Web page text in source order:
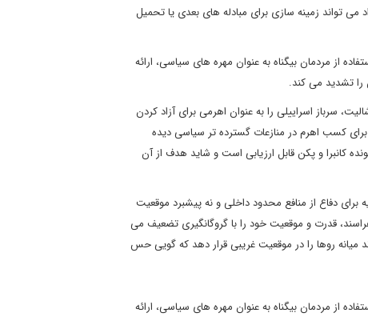
می تواند زمینه سازی برای مبادله های بعدی یا تحمیل
از مردمان بیگناه به عنوان مهره های سیاسی، ارائه
را تشدید می کند.
این روش، می تواند راهی برای کسب اهرم فشار باشد. حماس در سال 2011، گیلاد شالیت، سرباز اسراییلی را به عنوان اهرمی برای آزاد کردن
کسب اهرم در منازعات گسترده تر سیاسی دیده
کانبرا و پکن قابل ارزیابی است و شاید هدف از آن
برای دفاع از منافع محدود داخلی و نه پیشبرد موقعیت
قدرت و موقعیت خود را با گروگانگیری تضعیف می
میانه روها را در موقعیت غریبی قرار دهد که گویی حس
از مردمان بیگناه به عنوان مهره های سیاسی، ارائه